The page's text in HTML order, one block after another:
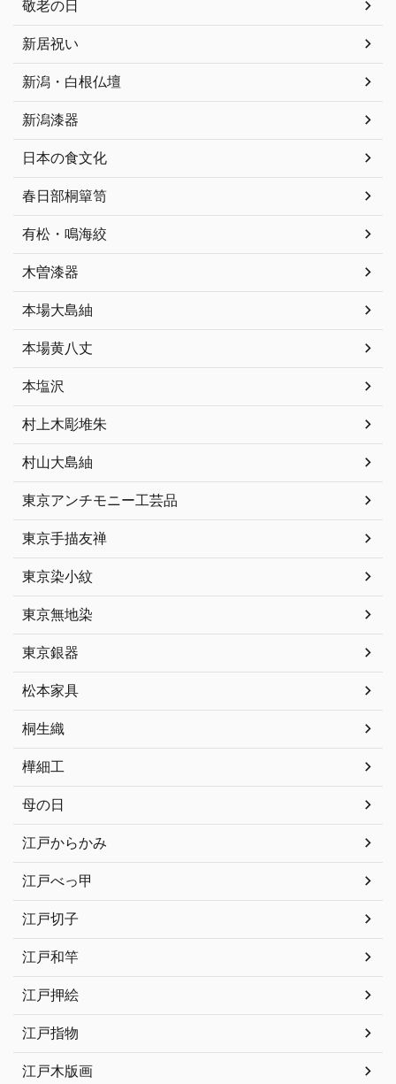
敬老の日
新居祝い
新潟・白根仏壇
新潟漆器
日本の食文化
春日部桐簞笥
有松・鳴海絞
木曽漆器
本場大島紬
本場黄八丈
本塩沢
村上木彫堆朱
村山大島紬
東京アンチモニー工芸品
東京手描友禅
東京染小紋
東京無地染
東京銀器
松本家具
桐生織
樺細工
母の日
江戸からかみ
江戸べっ甲
江戸切子
江戸和竿
江戸押絵
江戸指物
江戸木版画